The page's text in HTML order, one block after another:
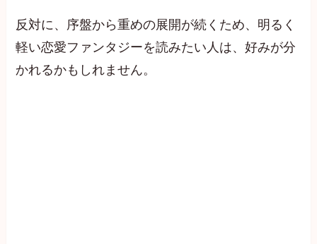
反対に、序盤から重めの展開が続くため、明るく
軽い恋愛ファンタジーを読みたい人は、好みが分
かれるかもしれません。